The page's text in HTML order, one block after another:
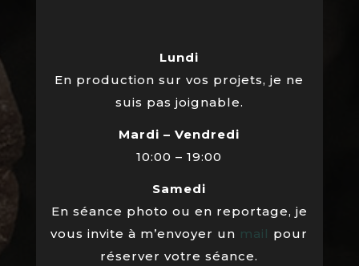
Lundi
En production sur vos projets, je ne
suis pas joignable.
Mardi – Vendredi
10:00 – 19:00
Samedi
En séance photo ou en reportage, je
vous invite à m’envoyer un mail pour
réserver votre séance.